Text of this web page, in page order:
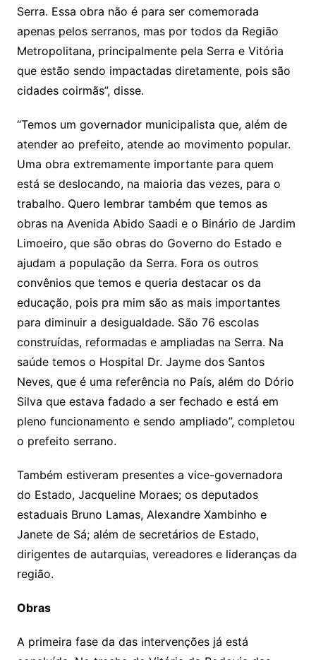
Serra. Essa obra não é para ser comemorada
apenas pelos serranos, mas por todos da Região
Metropolitana, principalmente pela Serra e Vitória
que estão sendo impactadas diretamente, pois são
cidades coirmãs”, disse.
“Temos um governador municipalista que, além de
atender ao prefeito, atende ao movimento popular.
Uma obra extremamente importante para quem
está se deslocando, na maioria das vezes, para o
trabalho. Quero lembrar também que temos as
obras na Avenida Abido Saadi e o Binário de Jardim
Limoeiro, que são obras do Governo do Estado e
ajudam a população da Serra. Fora os outros
convênios que temos e queria destacar os da
educação, pois pra mim são as mais importantes
para diminuir a desigualdade. São 76 escolas
construídas, reformadas e ampliadas na Serra. Na
saúde temos o Hospital Dr. Jayme dos Santos
Neves, que é uma referência no País, além do Dório
Silva que estava fadado a ser fechado e está em
pleno funcionamento e sendo ampliado”, completou
o prefeito serrano.
Também estiveram presentes a vice-governadora
do Estado, Jacqueline Moraes; os deputados
estaduais Bruno Lamas, Alexandre Xambinho e
Janete de Sá; além de secretários de Estado,
dirigentes de autarquias, vereadores e lideranças da
região.
Obras
A primeira fase da das intervenções já está